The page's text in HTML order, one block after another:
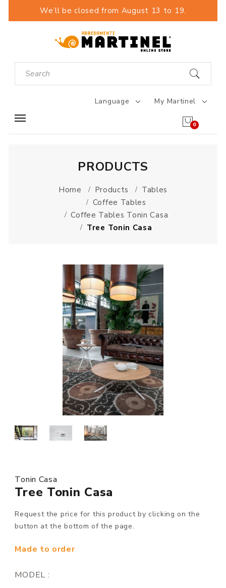
We’ll be closed from August 13 to 19.
Language My Martinel
0
PRODUCTS
Home Products
Tables
Coffee Tables
Coffee Tables Tonin Casa
Tree Tonin Casa
Tonin Casa
Tree Tonin Casa
Request the price for this product by clicking on the
button at the bottom of the page.
Made to order
MODEL :